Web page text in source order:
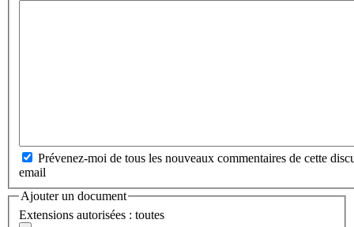
Prévenez-moi de tous les nouveaux commentaires de cette
email
Ajouter un document
Extensions autorisées : toutes